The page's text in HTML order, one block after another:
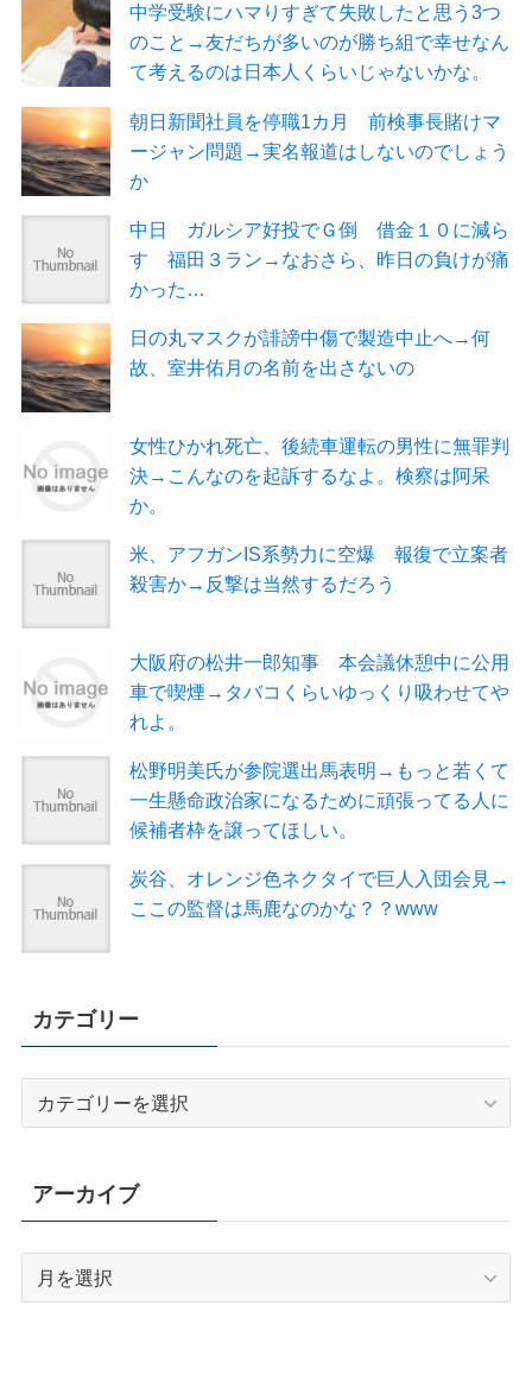
中学受験にハマりすぎて失敗したと思う3つ
のこと→友だちが多いのが勝ち組で幸せなん
て考えるのは日本人くらいじゃないかな。
朝日新聞社員を停職1カ月 前検事長賭けマ
ージャン問題→実名報道はしないのでしょう
か
中日 ガルシア好投でＧ倒 借金１０に減ら
す 福田３ラン→なおさら、昨日の負けが痛
かった…
日の丸マスクが誹謗中傷で製造中止へ→何
故、室井佑月の名前を出さないの
女性ひかれ死亡、後続車運転の男性に無罪判
決→こんなのを起訴するなよ。検察は阿呆
か。
米、アフガンIS系勢力に空爆 報復で立案者
殺害か→反撃は当然するだろう
大阪府の松井一郎知事 本会議休憩中に公用
車で喫煙→タバコくらいゆっくり吸わせてや
れよ。
松野明美氏が参院選出馬表明→もっと若くて
一生懸命政治家になるために頑張ってる人に
候補者枠を譲ってほしい。
炭谷、オレンジ色ネクタイで巨人入団会見→
ここの監督は馬鹿なのかな？？www
カテゴリー
ー
アーカイブ